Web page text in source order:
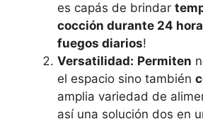
es capás de brindar
cocción durante 24
fuegos diarios!
Versatilidad: Permiten
el espacio sino también
amplia variedad de
así una solución dos en